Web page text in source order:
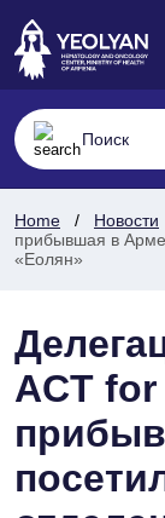
Home Новости
прибывшая в
«Еолян»
ACT